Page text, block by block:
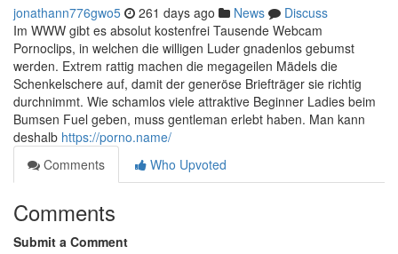
jonathann776gwo5 261 days ago News
Discuss
Im WWW gibt es absolut kostenfrei Tausende Webcam
Pornoclips, in welchen die willigen Luder gnadenlos gebumst
werden. Extrem rattig machen die megageilen Mädels die
Schenkelschere auf, damit der generöse Briefträger sie richtig
durchnimmt. Wie schamlos viele attraktive Beginner Ladies beim
Bumsen Fuel geben, muss gentleman erlebt haben. Man kann
deshalb https://porno.name/
Comments
Who Upvoted
Comments
Submit a Comment